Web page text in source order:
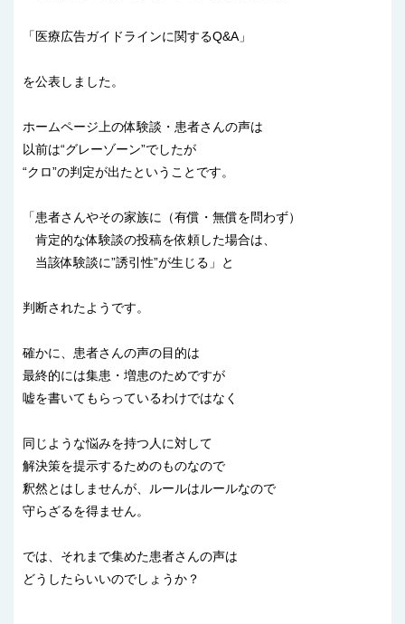
「医療広告ガイドラインに関するQ&A」
を公表しました。
ホームページ上の体験談・患者さんの声は
以前は“グレーゾーン”でしたが
“クロ”の判定が出たということです。
「患者さんやその家族に（有償・無償を問わず）
肯定的な体験談の投稿を依頼した場合は、
当該体験談に”誘引性”が生じる」と
判断されたようです。
確かに、患者さんの声の目的は
最終的には集患・増患のためですが
嘘を書いてもらっているわけではなく
同じような悩みを持つ人に対して
解決策を提示するためのものなので
釈然とはしませんが、ルールはルールなので
守らざるを得ません。
では、それまで集めた患者さんの声は
どうしたらいいのでしょうか？